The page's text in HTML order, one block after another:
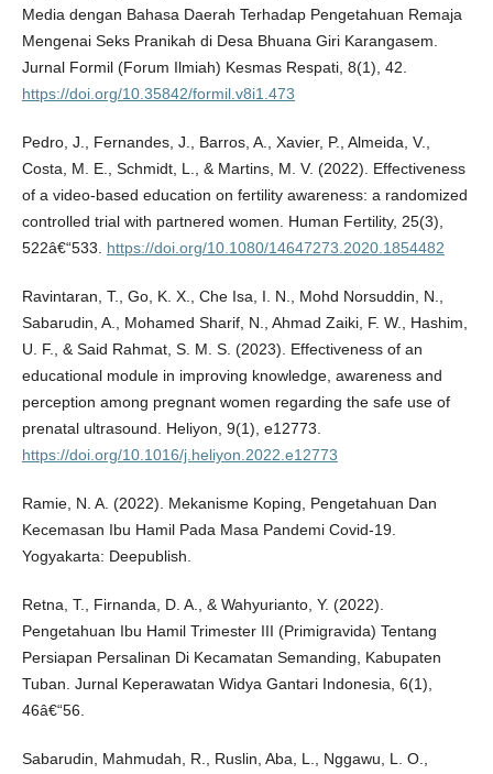
Media dengan Bahasa Daerah Terhadap Pengetahuan Remaja
Mengenai Seks Pranikah di Desa Bhuana Giri Karangasem.
Jurnal Formil (Forum Ilmiah) Kesmas Respati, 8(1), 42.
https://doi.org/10.35842/formil.v8i1.473
Pedro, J., Fernandes, J., Barros, A., Xavier, P., Almeida, V.,
Costa, M. E., Schmidt, L., & Martins, M. V. (2022). Effectiveness
of a video-based education on fertility awareness: a randomized
controlled trial with partnered women. Human Fertility, 25(3),
522â€“533. https://doi.org/10.1080/14647273.2020.1854482
Ravintaran, T., Go, K. X., Che Isa, I. N., Mohd Norsuddin, N.,
Sabarudin, A., Mohamed Sharif, N., Ahmad Zaiki, F. W., Hashim,
U. F., & Said Rahmat, S. M. S. (2023). Effectiveness of an
educational module in improving knowledge, awareness and
perception among pregnant women regarding the safe use of
prenatal ultrasound. Heliyon, 9(1), e12773.
https://doi.org/10.1016/j.heliyon.2022.e12773
Ramie, N. A. (2022). Mekanisme Koping, Pengetahuan Dan
Kecemasan Ibu Hamil Pada Masa Pandemi Covid-19.
Yogyakarta: Deepublish.
Retna, T., Firnanda, D. A., & Wahyurianto, Y. (2022).
Pengetahuan Ibu Hamil Trimester III (Primigravida) Tentang
Persiapan Persalinan Di Kecamatan Semanding, Kabupaten
Tuban. Jurnal Keperawatan Widya Gantari Indonesia, 6(1),
46â€“56.
Sabarudin, Mahmudah, R., Ruslin, Aba, L., Nggawu, L. O.,